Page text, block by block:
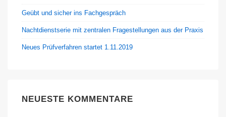
Geübt und sicher ins Fachgespräch
Nachtdienstserie mit zentralen Fragestellungen aus der Praxis
Neues Prüfverfahren startet 1.11.2019
NEUESTE KOMMENTARE